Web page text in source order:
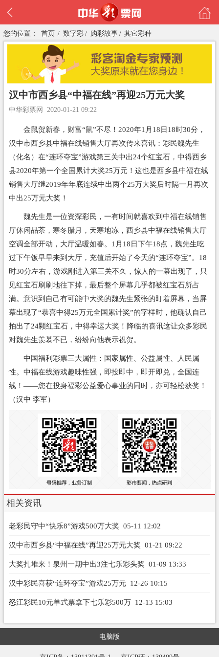
您的位置： 首页 / 数字彩 / 购彩故事 / 其它彩种
汉中市西乡县“中福在线”再迎25万元大奖
中华彩票网 2020-01-21 09:22
金鼠贺新春，财富“鼠”不尽！2020年1月18日18时30分，
汉中市西乡县中福在线销售大厅再次传来喜讯：彩民魏先生
（化名）在“连环夺宝”游戏第三关中出24个红宝石，中得西乡
县2020年第一个全国累计大奖25万元！这也是西乡县中福在线
销售大厅继2019年年底连续中出两个25万大奖后时隔一月再次
中出25万元大奖！
魏先生是一位资深彩民，一有时间就喜欢到中福在线销售
厅休闲品茶，寒冬腊月，天寒地冻，西乡县中福在线销售大厅
空调全部开动，大厅温暖如春。1月18日下午18点，魏先生吃
过下午饭早早来到大厅，充值后开始了今天的“连环夺宝”。18
时30分左右，游戏刚进入第三关不久，惊人的一幕出现了，只
见红宝石刷刷地往下掉，最后整个屏幕几乎都被红宝石所占
满。意识到自己有可能中大奖的魏先生紧张的盯着屏幕，当屏
幕出现了“恭喜中得25万元全国累计奖”的字样时，他确认自己
拍出了24颗红宝石，中得幸运大奖！降临的喜讯这让众多彩民
对魏先生羡慕不已，纷纷向他表示祝贺。
中国福利彩票三大属性：国家属性、公益属性、人民属
性。中福在线游戏趣味性强，即投即中，即开即兑，全国连
线！——您在投身福彩公益爱心事业的同时，亦可轻松获奖！
（汉中 李军）
相关资讯
老彩民守中“快乐8”游戏500万大奖 05-11 12:02
汉中市西乡县“中福在线”再迎25万元大奖 01-21 09:22
大奖扎堆来！泉州一期中出3注七乐彩头奖 01-09 13:33
汉中彩民喜获“连环夺宝”游戏25万元 12-26 10:15
怒江彩民10元单式票拿下七乐彩500万 12-13 15:03
电脑版